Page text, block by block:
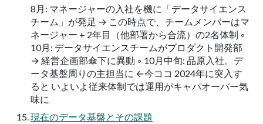
8月: マネージャーの入社を機に「データサイエンス
チーム」が発足 → この時点で、チームメンバーはマ
ネージャー + 2年目（他部署から合流）の2名体制 ◦
10月: データサイエンスチームがプロダクト開発部
→ 経営企画部傘下に異動 ◦ 10月中旬: 品原入社。デ
ータ基盤周りの主担当に ←今ココ 2024年に突入す
ると いよいよ従来体制では運用がキャパオーバー気
味に
現在のデータ基盤とその課題